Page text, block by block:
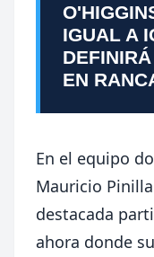
IGUAL A
EN
En el equipo
Mauricio
destacada
ahora donde